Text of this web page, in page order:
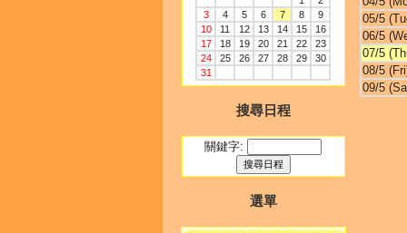
3
4 5 6 7 8
9
10
11 12 13 14 15
16
17
18 19 20 21 22
23
24
25 26 27 28 29
30
31
搜尋日程
關鍵字:
選單
05/5
06/5
07/5
08/5
09/5